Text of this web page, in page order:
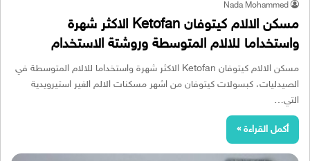
Nada Mohammed
مسكن الالام كيتوفان Ketofan الاكثر شهرة
واستخداما للالام المتوسطة وروشتة الاستخدام
مسكن الالام كيتوفان Ketofan الاكثر شهرة واستخداما للالام المتوسطة في
الصيدليات، كبسولات كيتوفان من اشهر مسكنات الالم الغير استيرويدية
التي…
أكمل القراءة »